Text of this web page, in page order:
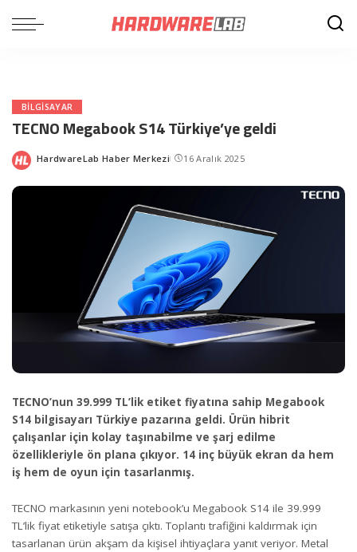
BILGISAYAR
TECNO Megabook S14 Türkiye’ye geldi
Posted
HardwareLab Haber Merkezi 16 Aralık 2025
TECNO’nun 39.999 TL’lik etiket fiyatına sahip Megabook
S14 bilgisayarı Türkiye pazarına geldi. Ürün hibrit
çalışanlar için kolay taşınabilme ve şarj edilme
özellikleriyle ön plana çıkıyor. 14 inç büyük ekran da hem
iş hem de oyun için tasarlanmış.
TECNO markasının yeni notebook’u Megabook S14 ile 39.999
TL’lik fiyat etiketiyle satışa çıktı. Toplantı trafiğini kaldırmak için
tasarlanan ürün akşam da kişisel ihtiyaçlara yanıt veriyor. Metal